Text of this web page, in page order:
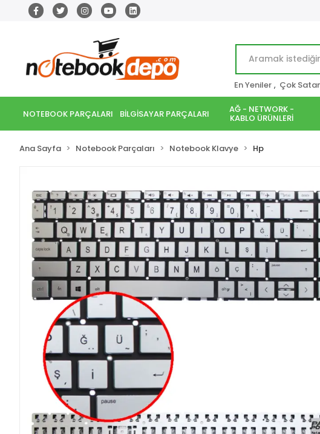
En Yeniler , Çok
NOTEBOOK PARÇALARI BİLGİSAYAR PARÇALARI AĞ - NETWORK -
KABLO ÜRÜNLERİ
Ana Sayfa Notebook Parçaları Notebook Klavye Hp